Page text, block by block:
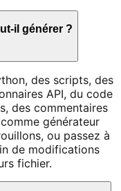
il générer ?
des scripts, des
API, du code
des commentaires
générateur
ou passez à
de modifications
fichier.